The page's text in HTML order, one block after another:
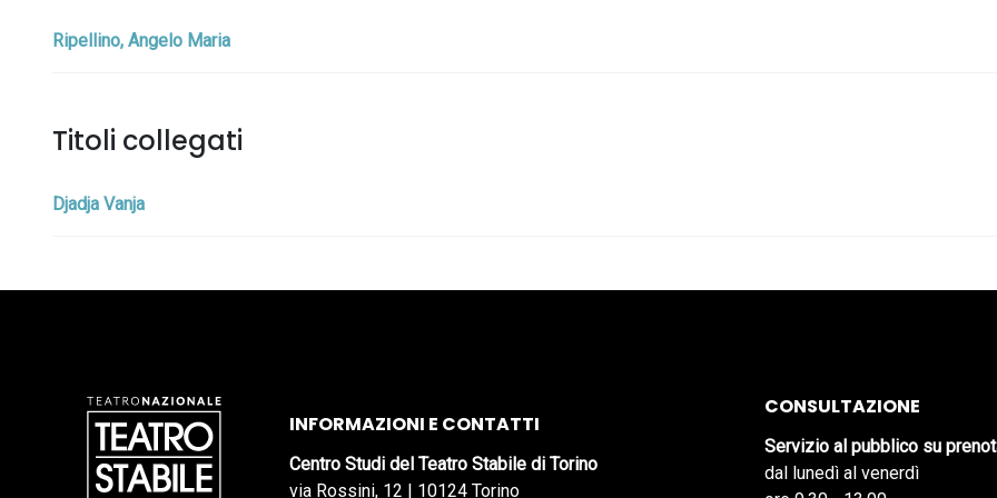
Ripellino, Angelo Maria
Titoli collegati
Djadja Vanja
INFORMAZIONI E CONTATTI
Centro Studi del Teatro Stabile di Torino
via Rossini, 12 | 10124 Torino
CONSULTAZIONE
Servizio al pubblico su
dal lunedì al venerdì